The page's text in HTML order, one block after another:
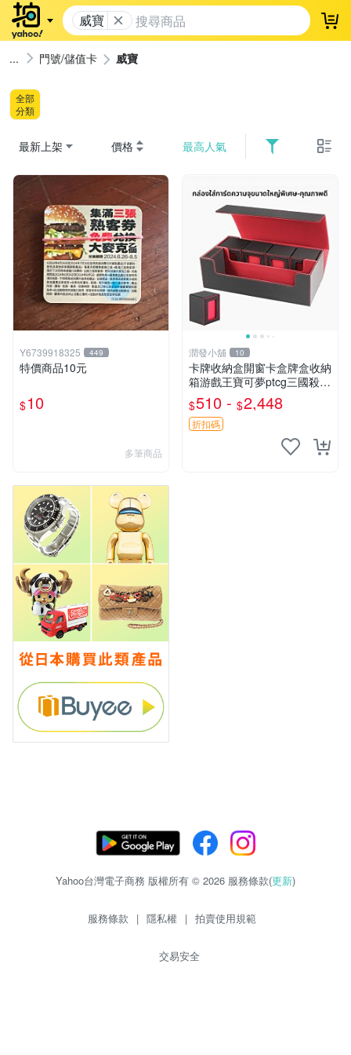
威寶 登
門號/儲值卡 威寶
全部
分類
最新上架 價格 最高人氣
Y6739918325 449
特價商品10元
$10
多筆商品
潤發小舖 10
卡牌收納盒開窗卡盒牌盒收納
箱游戲王寶可夢ptcg三國殺海
賊王dtcg
$510 - $2,448
折扣碼
Yahoo台灣電子商務 版權所有 © 2026 服務條款(更新)
服務條款 | 隱私權 | 拍賣使用規範
交易安全